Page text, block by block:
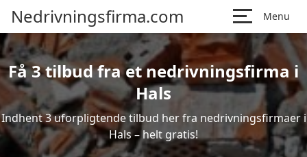
Nedrivningsfirma.com Menu
Få 3 tilbud fra et nedrivningsfirma i
Hals
Indhent 3 uforpligtende tilbud her fra nedrivningsfirmaer i
Hals – helt gratis!